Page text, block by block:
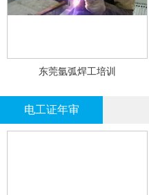
东莞氩弧焊工培训
电工证年审